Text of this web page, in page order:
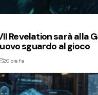
Revelation sarà alla
sguardo al gioco
20 ore fa